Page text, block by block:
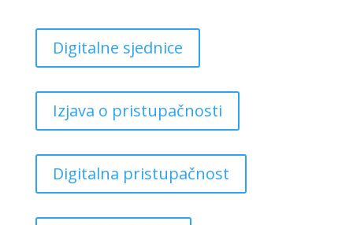
Digitalne sjednice
Izjava o pristupačnosti
Digitalna pristupačnost